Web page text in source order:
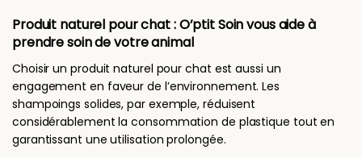
Produit naturel pour chat : O’ptit Soin vous aide à
prendre soin de votre animal
Choisir un produit naturel pour chat est aussi un
engagement en faveur de l’environnement. Les
shampoings solides, par exemple, réduisent
considérablement la consommation de plastique tout en
garantissant une utilisation prolongée.